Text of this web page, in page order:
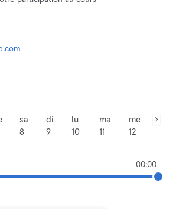
sa
8
di
9
lu
10
ma
11
me
12
00:00